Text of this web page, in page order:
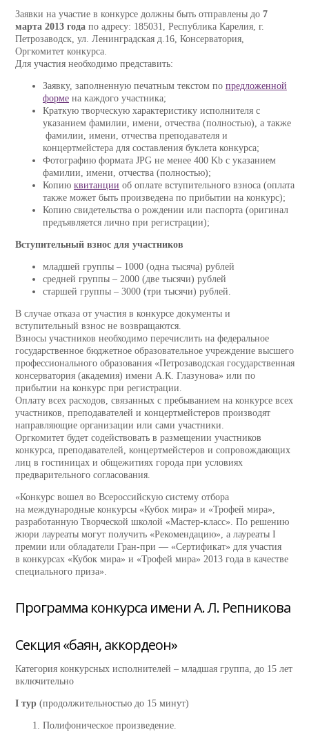
Заявки на участие в конкурсе должны быть отправлены до 7
марта 2013 года по адресу: 185031, Республика Карелия, г.
Петрозаводск, ул. Ленинградская д.16, Консерватория,
Оргкомитет конкурса.
Для участия необходимо представить:
Заявку, заполненную печатным текстом по предложенной
форме на каждого участника;
Краткую творческую характеристику исполнителя с
указанием фамилии, имени, отчества (полностью), а также
фамилии, имени, отчества преподавателя и
концертмейстера для составления буклета конкурса;
Фотографию формата JPG не менее 400 Kb с указанием
фамилии, имени, отчества (полностью);
Копию квитанции об оплате вступительного взноса (оплата
также может быть произведена по прибытии на конкурс);
Копию свидетельства о рождении или паспорта (оригинал
предъявляется лично при регистрации);
Вступительный взнос для участников
младшей группы – 1000 (одна тысяча) рублей
средней группы – 2000 (две тысячи) рублей
старшей группы – 3000 (три тысячи) рублей.
В случае отказа от участия в конкурсе документы и
вступительный взнос не возвращаются.
Взносы участников необходимо перечислить на федеральное
государственное бюджетное образовательное учреждение высшего
профессионального образования «Петрозаводская государственная
консерватория (академия) имени А.К. Глазунова» или по
прибытии на конкурс при регистрации.
Оплату всех расходов, связанных с пребыванием на конкурсе всех
участников, преподавателей и концертмейстеров производят
направляющие организации или сами участники.
Оргкомитет будет содействовать в размещении участников
конкурса, преподавателей, концертмейстеров и сопровождающих
лиц в гостиницах и общежитиях города при условиях
предварительного согласования.
«Конкурс вошел во Всероссийскую систему отбора
на международные конкурсы «Кубок мира» и «Трофей мира»,
разработанную Творческой школой «Мастер-класс». По решению
жюри лауреаты могут получить «Рекомендацию», а лауреаты I
премии или обладатели Гран-при — «Сертификат» для участия
в конкурсах «Кубок мира» и «Трофей мира» 2013 года в качестве
специального приза».
Программа конкурса имени А. Л. Репникова
Секция «баян, аккордеон»
Категория конкурсных исполнителей – младшая группа, до 15 лет
включительно
I тур (продолжительностью до 15 минут)
Полифоническое произведение.